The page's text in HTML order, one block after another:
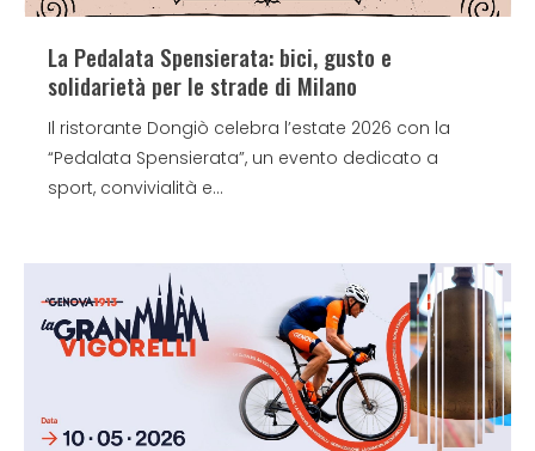
La Pedalata Spensierata: bici, gusto e
solidarietà per le strade di Milano
Il ristorante Dongiò celebra l’estate 2026 con la
“Pedalata Spensierata”, un evento dedicato a
sport, convivialità e...